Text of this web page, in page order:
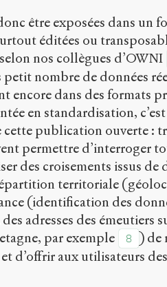
être exposées dans un
éditées ou
nos collègues d’OWNI
nombre de données
encore dans des formats
en standardisation,
publication ouverte :
permettre d’interroger
des croisements issus de
territoriale
(identification des
adresses des émeutiers
par exemple
8
) de
d’offrir aux utilisateurs